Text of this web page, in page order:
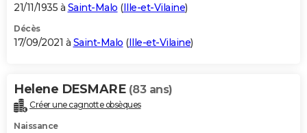
21/11/1935 à Saint-Malo (Ille-et-Vilaine)
Décès
17/09/2021 à Saint-Malo (Ille-et-Vilaine)
Helene DESMARE (83 ans)
Créer une cagnotte obsèques
Naissance